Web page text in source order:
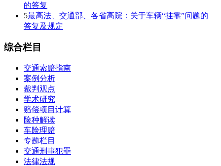
的答复
5最高法、交通部、各省高院：关于车辆“挂靠”问题的
答复及规定
综合栏目
交通索赔指南
案例分析
裁判观点
学术研究
赔偿项目计算
险种解读
车险理赔
专题栏目
交通刑事犯罪
法律法规